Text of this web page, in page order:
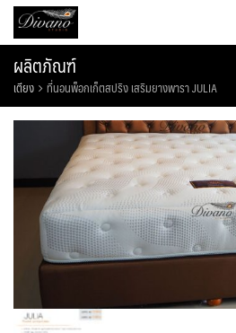
Skipโรงงานโซฟา เตียง ชุดโต๊ะอาหาร
ผลิตภัณฑ์
เตียง ที่นอนพ็อกเก็ตสปริง เสริมยางพารา JULIA